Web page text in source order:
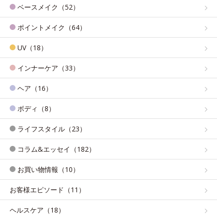
ベースメイク（52）
ポイントメイク（64）
UV（18）
インナーケア（33）
ヘア（16）
ボディ（8）
ライフスタイル（23）
コラム&エッセイ（182）
お買い物情報（10）
お客様エピソード（11）
ヘルスケア（18）